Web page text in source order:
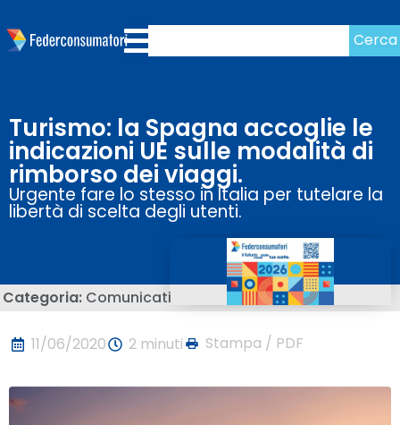
Cerca
Turismo: la Spagna accoglie le
indicazioni UE sulle modalità di
rimborso dei viaggi.
Urgente fare lo stesso in Italia per tutelare la
libertà di scelta degli utenti.
Categoria: Comunicati
11/06/2020 2 minuti Stampa / PDF